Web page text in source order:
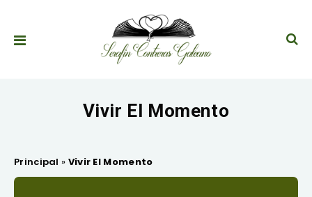
Vivir El Momento
Principal » Vivir El Momento